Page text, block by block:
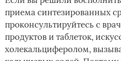
приема синтезированных
проконсультируйтесь с
продуктов и таблеток,
холекальциферолом,